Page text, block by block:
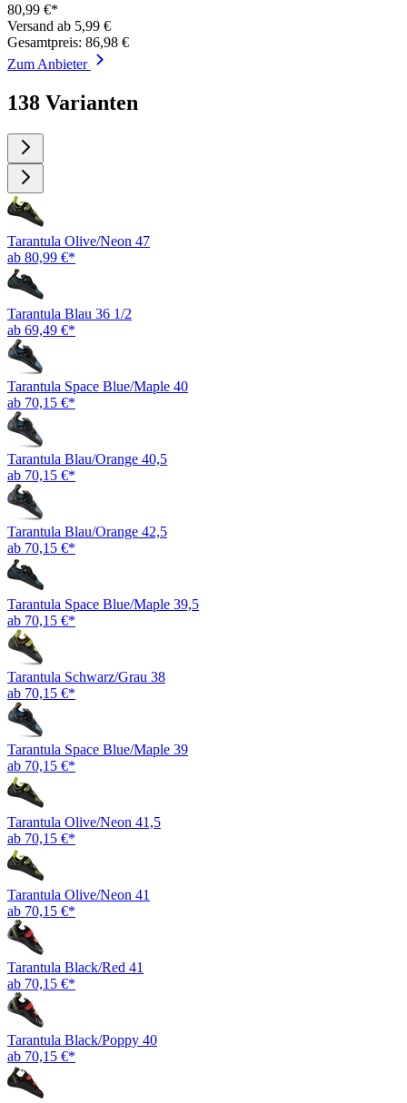
80,99 €*
Versand ab 5,99 €
Gesamtpreis: 86,98 €
Zum Anbieter
138 Varianten
Tarantula Olive/Neon 47
ab 80,99 €*
Tarantula Blau 36 1/2
ab 69,49 €*
Tarantula Space Blue/Maple 40
ab 70,15 €*
Tarantula Blau/Orange 40,5
ab 70,15 €*
Tarantula Blau/Orange 42,5
ab 70,15 €*
Tarantula Space Blue/Maple 39,5
ab 70,15 €*
Tarantula Schwarz/Grau 38
ab 70,15 €*
Tarantula Space Blue/Maple 39
ab 70,15 €*
Tarantula Olive/Neon 41,5
ab 70,15 €*
Tarantula Olive/Neon 41
ab 70,15 €*
Tarantula Black/Red 41
ab 70,15 €*
Tarantula Black/Poppy 40
ab 70,15 €*